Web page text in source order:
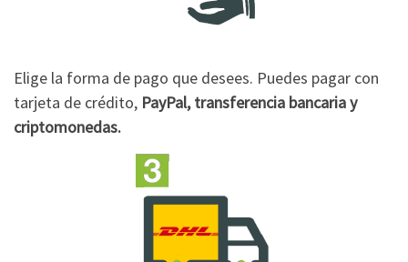
Elige la forma de pago que desees. Puedes pagar con
tarjeta de crédito, PayPal, transferencia bancaria y
criptomonedas.